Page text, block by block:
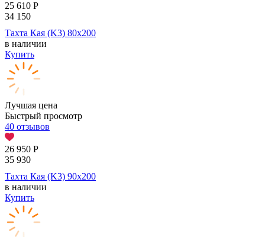
25 610 Р
34 150
Тахта Кая (K3) 80х200
в наличии
Купить
Лучшая цена
Быстрый просмотр
40 отзывов
26 950 Р
35 930
Тахта Кая (K3) 90х200
в наличии
Купить